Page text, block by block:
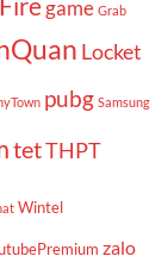
game Grab
Locket
pubg Samsung
tetTHPT
Wintel
zalo